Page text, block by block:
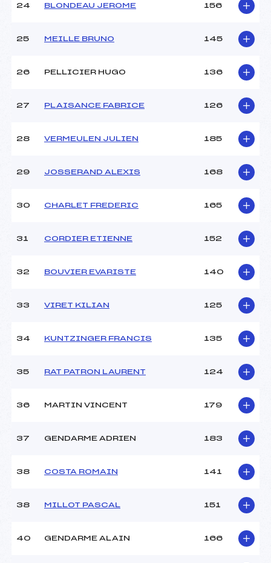
24 BLONDEAU JEROME 156
25 MEILLE BRUNO 145
26 PELLICIER HUGO 136
27 PLAISANCE FABRICE 126
28 VERMEULEN JULIEN 185
29 JOSSERAND ALEXIS 168
30 CHARLET FREDERIC 165
31 CORDIER ETIENNE 152
32 BOUVIER EVARISTE 140
33 VIRET KILIAN 125
34 KUNTZINGER FRANCIS 135
35 RAT PATRON LAURENT 124
36 MARTIN VINCENT 179
37 GENDARME ADRIEN 183
38 COSTA ROMAIN 141
38 MILLOT PASCAL 151
40 GENDARME ALAIN 166